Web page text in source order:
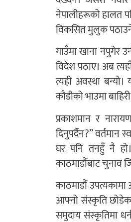
नेपालीहरूको हालत
विकसित मुलुक
गाउँमा खाना नपुगेर
विदेश पठाए। अब
त्यही अवस्था
कौडीको भाउमा
प्रकाशमान र
दिनुपर्दैन?” वर्तमान
घर पनि तनहुँ नै
काठमाडौंबाट चुनाव
काठमाडौं
आफ्नो संस्कृति
समुदाय संस्कृतिमा